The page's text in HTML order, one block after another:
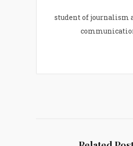
student of journalism